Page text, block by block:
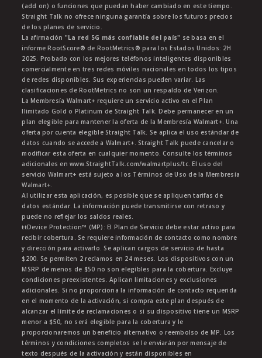
(add on) o funciones que puedan haber cambiado en este tiempo.
Straight Talk no ofrece ninguna garantía sobre los futuros precios
de los planes de servicio.
La afirmación "La red 5G más confiable del país" se basa en el
informe RootScore® de RootMetrics® para los Estados Unidos: 2H
2025. Probado con los mejores teléfonos inteligentes disponibles
comercialmente en tres redes móviles nacionales en todos los tipos
de redes disponibles. Sus experiencias pueden variar. Las
clasificaciones de RootMetrics no son un respaldo de Verizon.
La Membresía Walmart+ requiere un servicio activo en el Plan
Ilimitado Gold o Platinum de Straight Talk. Debe permanecer en un
plan elegible para mantener la oferta de la Membresía Walmart+. Una
oferta por cuenta elegible Straight Talk. Se aplica el uso estándar de
datos cuando se accede a Walmart+. Straight Talk puede cancelar o
modificar esta oferta en cualquier momento. Consulte los términos
adicionales en www.StraightTalk.com/walmartplus/tc. El uso del
servicio Walmart+ está sujeto a los Términos de Uso de la Membresía
Walmart+.
Al utilizar esta aplicación, es posible que se apliquen tarifas de
datos estándar. La información puede transmitirse con retraso y
puede no reflejar los saldos reales.
ŧŧDevice Protection™ (MP): El Plan de Servicio debe estar activo para
recibir cobertura. Se requiere información de contacto como nombre
y dirección para activarlo. Se aplican cargos de servicio de hasta
$200. Se permiten 2 reclamos en 24 meses. Los dispositivos con un
MSRP de menos de $50 no son elegibles para la cobertura. Excluye
condiciones preexistentes. Aplican limitaciones y exclusiones
adicionales. Si no proporciona la información de contacto requerida
en el momento de la activación, si compra este plan después de
alcanzar el límite de reclamaciones o si su dispositivo tiene un MSRP
menor a $50, no será elegible para la cobertura y le
proporcionaremos un beneficio alternativo o reembolso de MP. Los
términos y condiciones completos se le enviarán por mensaje de
texto después de la activación y están disponibles en